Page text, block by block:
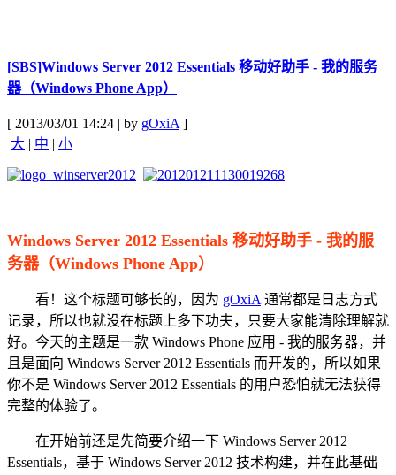
[SBS]Windows Server 2012 Essentials 移动好助手 - 我的服务
器（Windows Phone App）
[ 2013/03/01 14:24 | by gOxiA]
大 | 中 | 小
Windows Server 2012 Essentials 移动好助手 - 我的服
务器（Windows Phone App）
看！这个标题可够长的，因为 gOxiA通常都是日志方式
记录，所以也就没在标题上多下功夫，只要大家能清除理解就
好。今天的主题是一款 Windows Phone 应用 - 我的服务器，并
且是面向 Windows Server 2012 Essentials 而开发的，所以如果
你不是 Windows Server 2012 Essentials 的用户恐怕就无法获得
完整的体验了。
在开始前还是先简要介绍一下 Windows Server 2012
Essentials，基于 Windows Server 2012 技术构建，并在此基础